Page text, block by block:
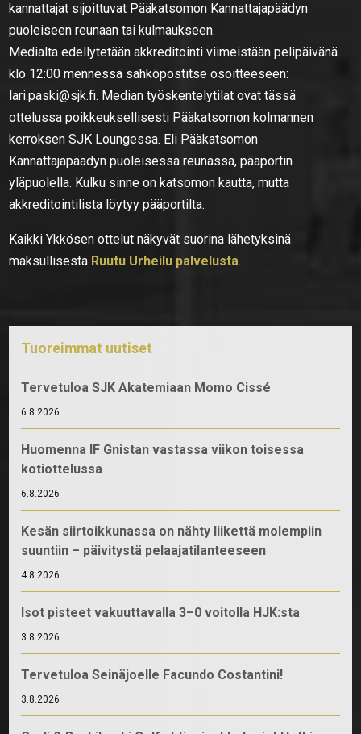
kannattajat sijoittuvat Pääkatsomon Kannattajapäädyn
puoleiseen reunaan tai kulmaukseen.
Medialta edellytetään akkreditointi viimeistään pelipäivänä
klo 12:00 mennessä sähköpostitse osoitteeseen:
lari.paski@sjk.fi. Median työskentelytilat ovat tässä
ottelussa poikkeuksellisesti Pääkatsomon kolmannen
kerroksen SJK Loungessa. Eli Pääkatsomon
Kannattajapäädyn puoleisessa reunassa, pääportin
yläpuolella. Kulku sinne on katsomon kautta, mutta
akkreditointilista löytyy pääportilta.
Kaikki Ykkösen ottelut näkyvät suorina lähetyksinä
maksullisesta Ruutu Urheilu palvelusta.
Tuoreimmat uutiset
Tervetuloa SJK Akatemiaan Momo Cissé
6.8.2026
Huomenna IF Gnistan vastassa viikon toisessa
kotiottelussa
6.8.2026
Kesän siirtoikkunassa on nähty liikettä molempiin
suuntiin – päivitystä pelaajatilanteeseen
4.8.2026
Isot pisteet vakuuttavalla 3–0 voitolla HJK:sta
3.8.2026
Tervetuloa Seinäjoelle Facundo Costantini!
3.8.2026